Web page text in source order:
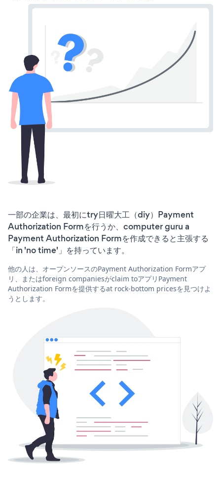
一部の企業は、最初にtry日曜大工（diy）Payment
Authorization Formを行うか、computer guru a
Payment Authorization Formを作成できると主張する
「in 'no time'」を持っています。
他の人は、オープンソースのPayment Authorization Formアプ
リ、またはforeign companiesがclaim toアプリPayment
Authorization Formを提供するat rock-bottom pricesを見つけよ
うとします。